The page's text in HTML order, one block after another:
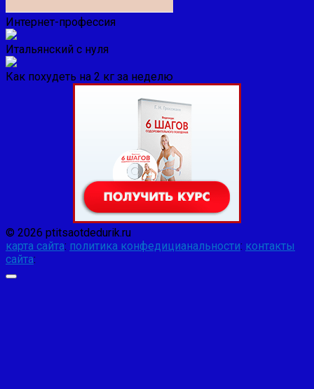
Интернет-профессия
Итальянский с нуля
Как похудеть на 2 кг за неделю
© 2026 ptitsaotdedurik.ru
карта сайта: политика конфедицианальности: контакты
сайта: